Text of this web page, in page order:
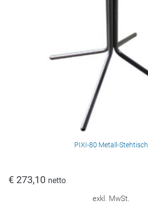
PIXI-80 Metall-Stehtisch
€ 273,10 netto
exkl. MwSt.